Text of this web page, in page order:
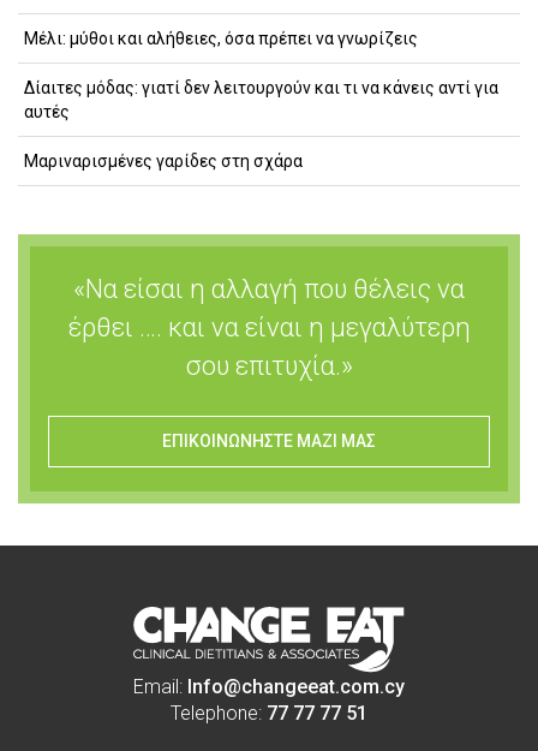
Μέλι: μύθοι και αλήθειες, όσα πρέπει να γνωρίζεις
Δίαιτες μόδας: γιατί δεν λειτουργούν και τι να κάνεις αντί για
αυτές
Μαριναρισμένες γαρίδες στη σχάρα
«Να είσαι η αλλαγή που θέλεις να
έρθει …. και να είναι η μεγαλύτερη
σου επιτυχία.»
ΕΠΙΚΟΙΝΩΝΗΣΤΕ ΜΑΖΙ ΜΑΣ
Email: Info@changeeat.com.cy
Telephone: 77 77 77 51